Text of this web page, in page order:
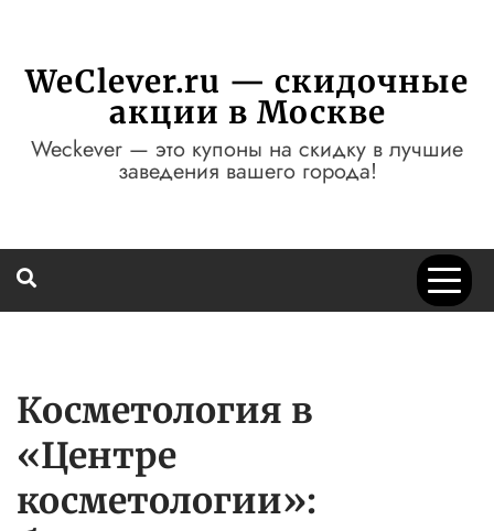
содержимому
WeClever.ru — скидочные
акции в Москве
Weckever — это купоны на скидку в лучшие
заведения вашего города!
Косметология в
«Центре
косметологии»: